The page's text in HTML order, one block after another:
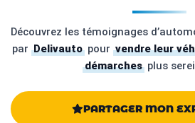
Découvrez les témoignages
par Delivauto pour vendre leur
démarches plus
PARTAGER MON